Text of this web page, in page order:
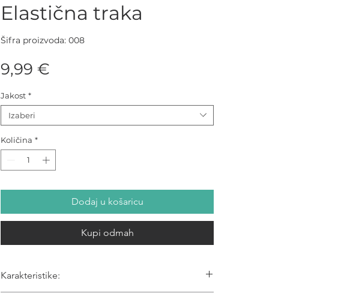
Elastična traka
Šifra proizvoda: 008
9,99 €
Jakost *
Izaberi
Količina *
Dodaj u košaricu
Kupi odmah
Karakteristike: